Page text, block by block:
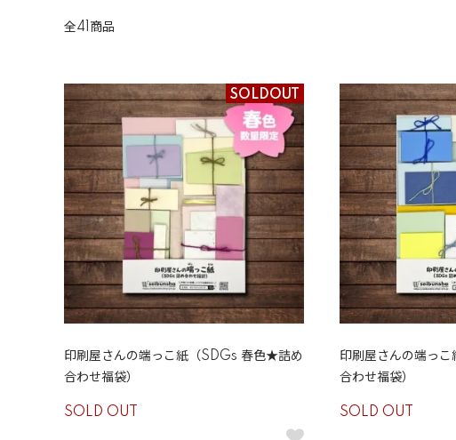
全41商品
SOLDOUT
印刷屋さんの端っこ紙（SDGs 春色★詰め
合わせ福袋）
SOLD OUT
印刷屋さんの端っ
合わせ福袋）
SOLD OUT